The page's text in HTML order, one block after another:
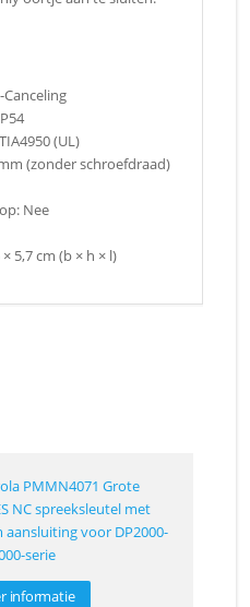
(UL)
(zonder schroefdraad)
Nee
5,7 cm (b × h × l)
PMMN4071 Grote
NC spreeksleutel met
aansluiting voor DP2000-
serie
informatie